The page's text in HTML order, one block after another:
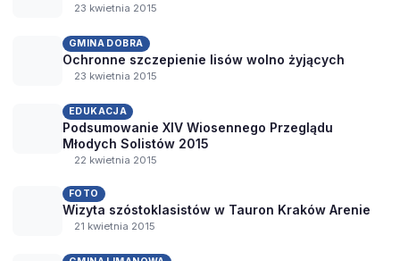
23 kwietnia 2015
GMINA DOBRA
Ochronne szczepienie lisów wolno żyjących
23 kwietnia 2015
EDUKACJA
Podsumowanie XIV Wiosennego Przeglądu
Młodych Solistów 2015
22 kwietnia 2015
FOTO
Wizyta szóstoklasistów w Tauron Kraków Arenie
21 kwietnia 2015